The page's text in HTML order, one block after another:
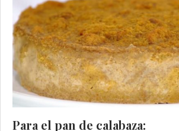
Para el pan de calabaza: